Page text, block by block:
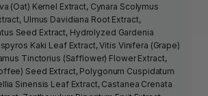
(Oat) Kernel Extract, Cynara Scolymus
Ulmus Davidiana Root Extract,
Seed Extract, Hydrolyzed Gardenia
Kaki Leaf Extract, Vitis Vinifera (Grape)
Tinctorius (Safflower) Flower Extract,
Seed Extract, Polygonum Cuspidatum
Sinensis Leaf Extract, Castanea Crenata